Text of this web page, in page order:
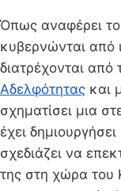
Όπως αναφέρει
κυβερνώνται από
διατρέχονται από
Αδελφότητας και
σχηματίσει μια
έχει
σχεδιάζει να
της στη χώρα του